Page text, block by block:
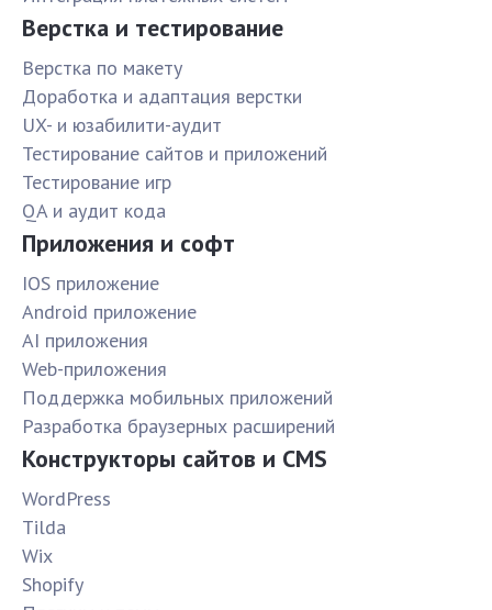
Верстка и тестирование
Верстка по макету
Доработка и адаптация верстки
UX- и юзабилити-аудит
Тестирование сайтов и приложений
Тестирование игр
QA и аудит кода
Приложения и софт
IOS приложение
Android приложение
AI приложения
Web-приложения
Поддержка мобильных приложений
Разработка браузерных расширений
Конструкторы сайтов и CMS
WordPress
Tilda
Wix
Shopify